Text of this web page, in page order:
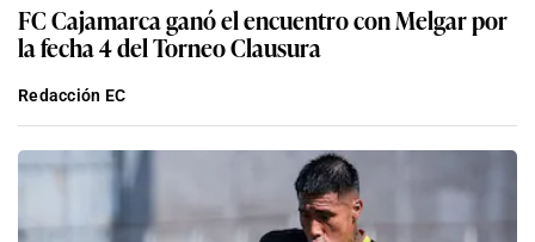
FC Cajamarca ganó el encuentro con Melgar por
la fecha 4 del Torneo Clausura
Redacción EC